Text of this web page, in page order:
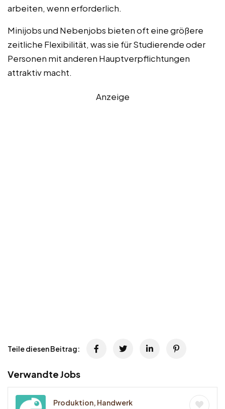
arbeiten, wenn erforderlich.
Minijobs und Nebenjobs bieten oft eine größere
zeitliche Flexibilität, was sie für Studierende oder
Personen mit anderen Hauptverpflichtungen
attraktiv macht.
Anzeige
Teile diesen Beitrag:
Verwandte Jobs
Produktion, Handwerk